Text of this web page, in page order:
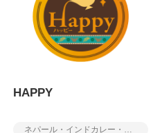
HAPPY
ネパール・インドカレー・アジアン料理